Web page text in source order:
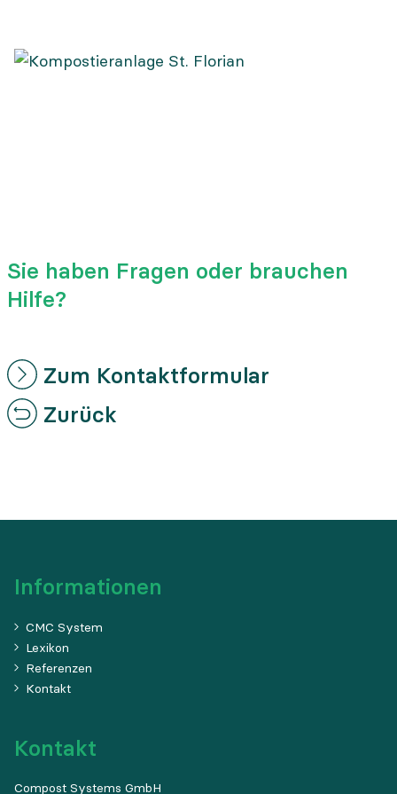
Sie haben Fragen oder brauchen
Hilfe?
Zum Kontaktformular
Zurück
Informationen
CMC System
Lexikon
Referenzen
Kontakt
Kontakt
Compost Systems GmbH